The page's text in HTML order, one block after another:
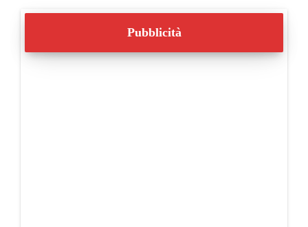
Pubblicità